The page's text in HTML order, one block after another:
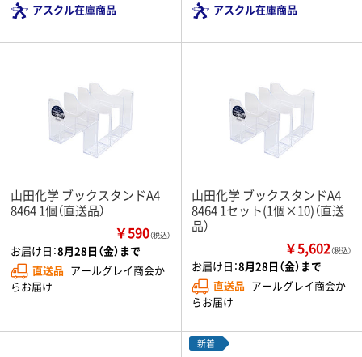
アスクル在庫商品
アスクル在庫商品
山田化学 ブックスタンドA4
8464 1個（直送品）
￥590（税込）
お届け日：8月28日（金）まで
直送品 アールグレイ商会か
らお届け
山田化学 ブックスタンドA4
8464 1セット(1個×10)（直送
品）
￥5,602（税込）
お届け日：8月28日（金）まで
直送品 アールグレイ商会か
らお届け
新着